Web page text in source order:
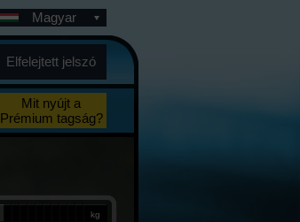
Magyar
Elfelejtett jelszó
Mit nyújt a
Prémium tagság?
kg